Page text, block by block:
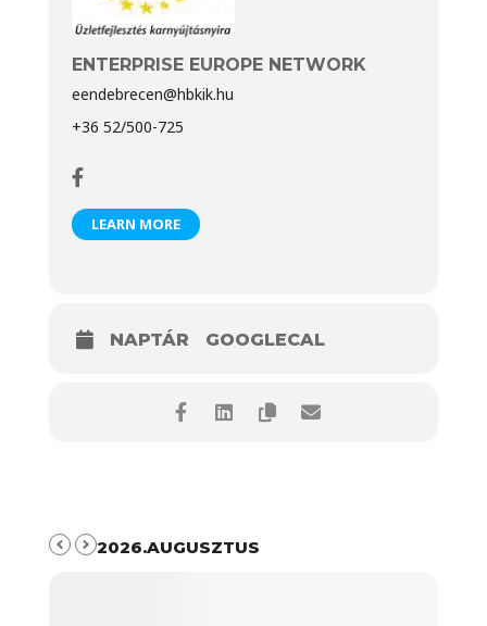
ENTERPRISE EUROPE NETWORK
eendebrecen@hbkik.hu
+36 52/500-725
LEARN MORE
NAPTÁR GOOGLECAL
2026.AUGUSZTUS